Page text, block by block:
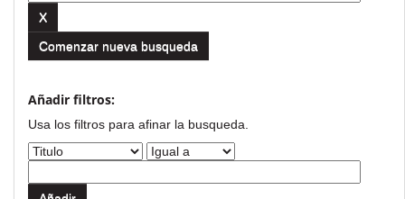
Comenzar nueva busqueda
Añadir filtros:
Usa los filtros para afinar la busqueda.